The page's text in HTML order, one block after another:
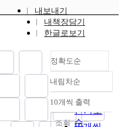
내보내기
내책장담기
한글로보기
정확도순
정확도
순
인기도
순
내림차순
내림차순
10개씩 출력
조회